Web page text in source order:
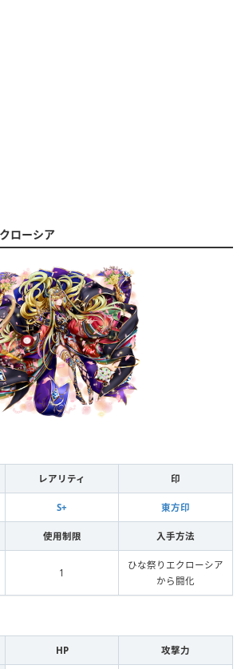
ローシア
レアリティ 印
S+ 東方印
使用制限 入手方法
1
ひな祭りエクローシア
から闘化
HP 攻撃力